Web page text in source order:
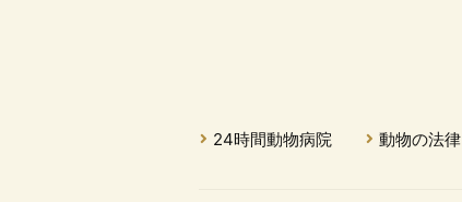
24時間動物病院 動物の法律